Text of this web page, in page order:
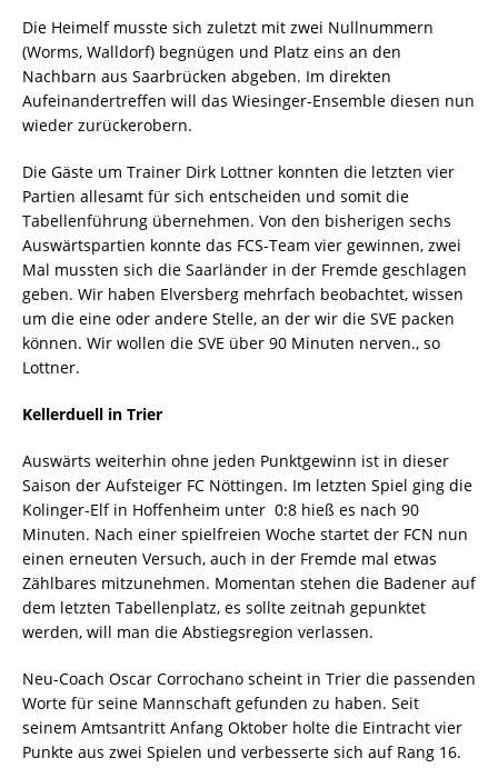
Die Heimelf musste sich zuletzt mit zwei Nullnummern
(Worms, Walldorf) begnügen und Platz eins an den
Nachbarn aus Saarbrücken abgeben. Im direkten
Aufeinandertreffen will das Wiesinger-Ensemble diesen nun
wieder zurückerobern.
Die Gäste um Trainer Dirk Lottner konnten die letzten vier
Partien allesamt für sich entscheiden und somit die
Tabellenführung übernehmen. Von den bisherigen sechs
Auswärtspartien konnte das FCS-Team vier gewinnen, zwei
Mal mussten sich die Saarländer in der Fremde geschlagen
geben. Wir haben Elversberg mehrfach beobachtet, wissen
um die eine oder andere Stelle, an der wir die SVE packen
können. Wir wollen die SVE über 90 Minuten nerven., so
Lottner.
Kellerduell in Trier
Auswärts weiterhin ohne jeden Punktgewinn ist in dieser
Saison der Aufsteiger FC Nöttingen. Im letzten Spiel ging die
Kolinger-Elf in Hoffenheim unter  0:8 hieß es nach 90
Minuten. Nach einer spielfreien Woche startet der FCN nun
einen erneuten Versuch, auch in der Fremde mal etwas
Zählbares mitzunehmen. Momentan stehen die Badener auf
dem letzten Tabellenplatz, es sollte zeitnah gepunktet
werden, will man die Abstiegsregion verlassen.
Neu-Coach Oscar Corrochano scheint in Trier die passenden
Worte für seine Mannschaft gefunden zu haben. Seit
seinem Amtsantritt Anfang Oktober holte die Eintracht vier
Punkte aus zwei Spielen und verbesserte sich auf Rang 16.